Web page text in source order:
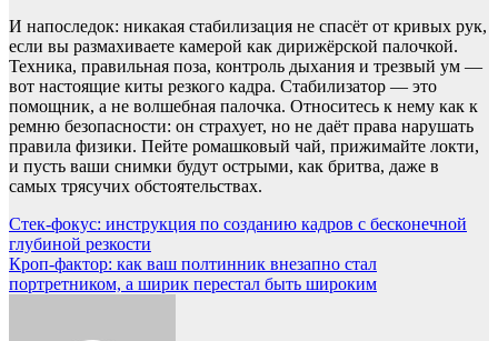
И напоследок: никакая стабилизация не спасёт от кривых рук,
если вы размахиваете камерой как дирижёрской палочкой.
Техника, правильная поза, контроль дыхания и трезвый ум —
вот настоящие киты резкого кадра. Стабилизатор — это
помощник, а не волшебная палочка. Относитесь к нему как к
ремню безопасности: он страхует, но не даёт права нарушать
правила физики. Пейте ромашковый чай, прижимайте локти,
и пусть ваши снимки будут острыми, как бритва, даже в
самых трясучих обстоятельствах.
Навигация
по
записям
Стек-фокус: инструкция по созданию кадров с бесконечной
глубиной резкости
Кроп-фактор: как ваш полтинник внезапно стал
портретником, а ширик перестал быть широким